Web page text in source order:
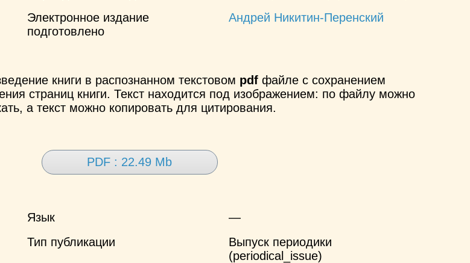
Электронное издание
подготовлено
Андрей Никитин-Перенский
книги в распознанном текстовом pdf файле с сохранением
страниц книги. Текст находится под изображением: по файлу можно
а текст можно копировать для цитирования.
PDF : 22.49 Mb
Язык
—
Тип публикации
Выпуск периодики
(periodical_issue)